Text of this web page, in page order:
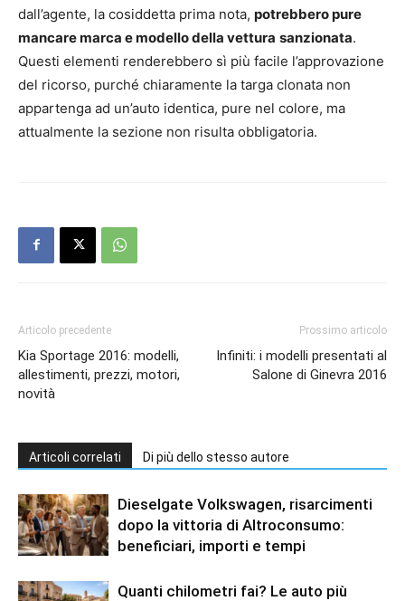
dall’agente, la cosiddetta prima nota, potrebbero pure
mancare marca e modello della vettura sanzionata.
Questi elementi renderebbero sì più facile l’approvazione
del ricorso, purché chiaramente la targa clonata non
appartenga ad un’auto identica, pure nel colore, ma
attualmente la sezione non risulta obbligatoria.
Articolo precedente
Kia Sportage 2016: modelli,
allestimenti, prezzi, motori,
novità
Prossimo articolo
Infiniti: i modelli presentati al
Salone di Ginevra 2016
Articoli correlati Di più dello stesso autore
Dieselgate Volkswagen, risarcimenti
dopo la vittoria di Altroconsumo:
beneficiari, importi e tempi
Quanti chilometri fai? Le auto più